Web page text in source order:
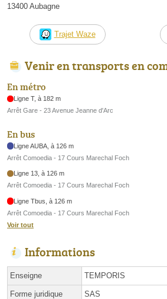
13400 Aubagne
Trajet Waze
Venir en transports en
En métro
Ligne T, à 182 m
Arrêt Gare - 23 Avenue Jeanne d'Arc
En bus
Ligne AUBA, à 126 m
Arrêt Comoedia - 17 Cours Marechal Foch
Ligne 13, à 126 m
Arrêt Comoedia - 17 Cours Marechal Foch
Ligne Tbus, à 126 m
Arrêt Comoedia - 17 Cours Marechal Foch
Voir tout
Informations
Enseigne TEMPORIS
Forme juridique SAS